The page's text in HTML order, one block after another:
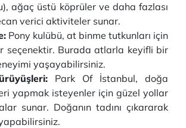
ağaç üstü köprüler ve daha fazlası
verici aktiviteler sunar.
Pony kulübü, at binme tutkunları için
seçenektir. Burada atlarla keyifli bir
yaşayabilirsiniz.
Park Of İstanbul, doğa
yapmak isteyenler için güzel yollar
sunar. Doğanın tadını çıkararak